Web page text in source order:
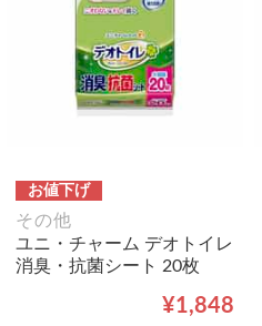
お値下げ
その他
ユニ・チャーム デオトイレ
消臭・抗菌シート 20枚
¥1,848